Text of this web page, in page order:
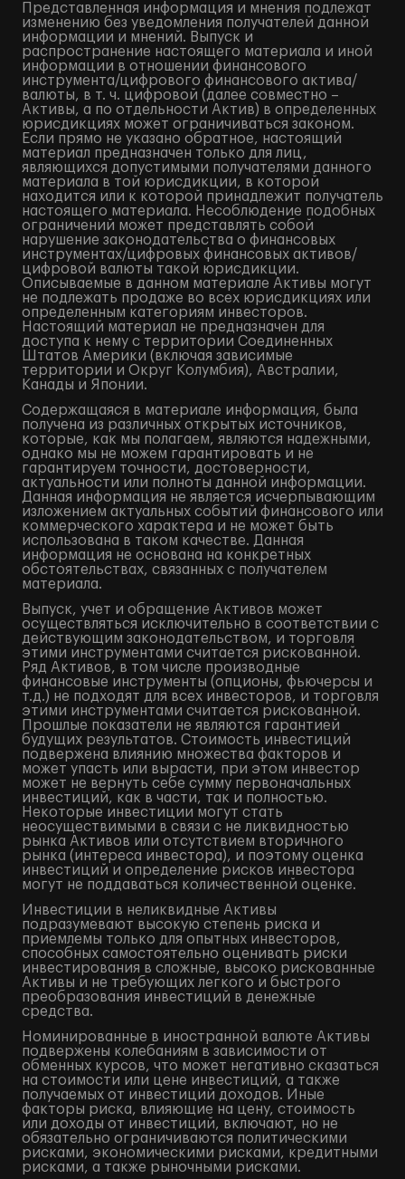
Представленная информация и мнения подлежат
изменению без уведомления получателей данной
информации и мнений. Выпуск и
распространение настоящего материала и иной
информации в отношении финансового
инструмента/цифрового финансового актива/
валюты, в т. ч. цифровой (далее совместно –
Активы, а по отдельности Актив) в определенных
юрисдикциях может ограничиваться законом.
Если прямо не указано обратное, настоящий
материал предназначен только для лиц,
являющихся допустимыми получателями данного
материала в той юрисдикции, в которой
находится или к которой принадлежит получатель
настоящего материала. Несоблюдение подобных
ограничений может представлять собой
нарушение законодательства о финансовых
инструментах/цифровых финансовых активов/
цифровой валюты такой юрисдикции.
Описываемые в данном материале Активы могут
не подлежать продаже во всех юрисдикциях или
определенным категориям инвесторов.
Настоящий материал не предназначен для
доступа к нему с территории Соединенных
Штатов Америки (включая зависимые
территории и Округ Колумбия), Австралии,
Канады и Японии.
Содержащаяся в материале информация, была
получена из различных открытых источников,
которые, как мы полагаем, являются надежными,
однако мы не можем гарантировать и не
гарантируем точности, достоверности,
актуальности или полноты данной информации.
Данная информация не является исчерпывающим
изложением актуальных событий финансового или
коммерческого характера и не может быть
использована в таком качестве. Данная
информация не основана на конкретных
обстоятельствах, связанных с получателем
материала.
Выпуск, учет и обращение Активов может
осуществляться исключительно в соответствии с
действующим законодательством, и торговля
этими инструментами считается рискованной.
Ряд Активов, в том числе производные
финансовые инструменты (опционы, фьючерсы и
т.д.) не подходят для всех инвесторов, и торговля
этими инструментами считается рискованной.
Прошлые показатели не являются гарантией
будущих результатов. Стоимость инвестиций
подвержена влиянию множества факторов и
может упасть или вырасти, при этом инвестор
может не вернуть себе сумму первоначальных
инвестиций, как в части, так и полностью.
Некоторые инвестиции могут стать
неосуществимыми в связи с не ликвидностью
рынка Активов или отсутствием вторичного
рынка (интереса инвестора), и поэтому оценка
инвестиций и определение рисков инвестора
могут не поддаваться количественной оценке.
Инвестиции в неликвидные Активы
подразумевают высокую степень риска и
приемлемы только для опытных инвесторов,
способных самостоятельно оценивать риски
инвестирования в сложные, высоко рискованные
Активы и не требующих легкого и быстрого
преобразования инвестиций в денежные
средства.
Номинированные в иностранной валюте Активы
подвержены колебаниям в зависимости от
обменных курсов, что может негативно сказаться
на стоимости или цене инвестиций, а также
получаемых от инвестиций доходов. Иные
факторы риска, влияющие на цену, стоимость
или доходы от инвестиций, включают, но не
обязательно ограничиваются политическими
рисками, экономическими рисками, кредитными
рисками, а также рыночными рисками.